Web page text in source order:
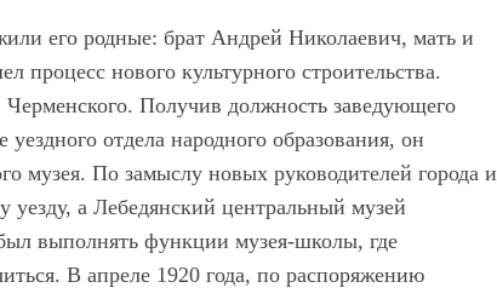
его родные: брат Андрей Николаевич, мать и
нового культурного строительства.
Получив должность заведующего
отдела народного образования, он
музея. По замыслу новых руководителей города и
уезду, а Лебедянский центральный музей
выполнять функции музея-школы, где
В апреле 1920 года, по распоряжению